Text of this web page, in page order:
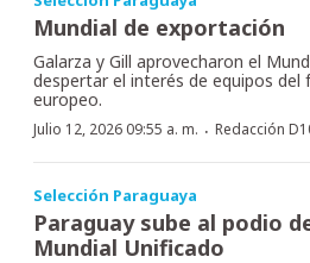
Mundial de exportación
Galarza y Gill aprovecharon el
despertar el interés de equipos del
europeo.
Julio 12, 2026 09:55 a. m. · Redacción
Selección Paraguaya
Paraguay sube al podio
Mundial Unificado